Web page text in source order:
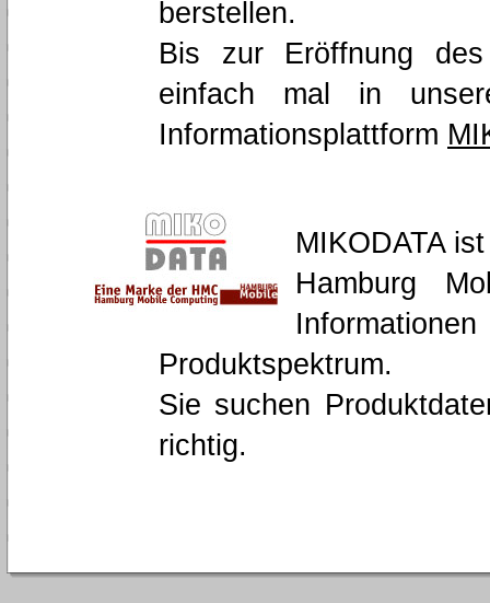
berstellen.
Bis zur Eröffnung
einfach mal in
Informationsplattform
MIKODATA
Hamburg
Produktspektrum.
Sie suchen
richtig.